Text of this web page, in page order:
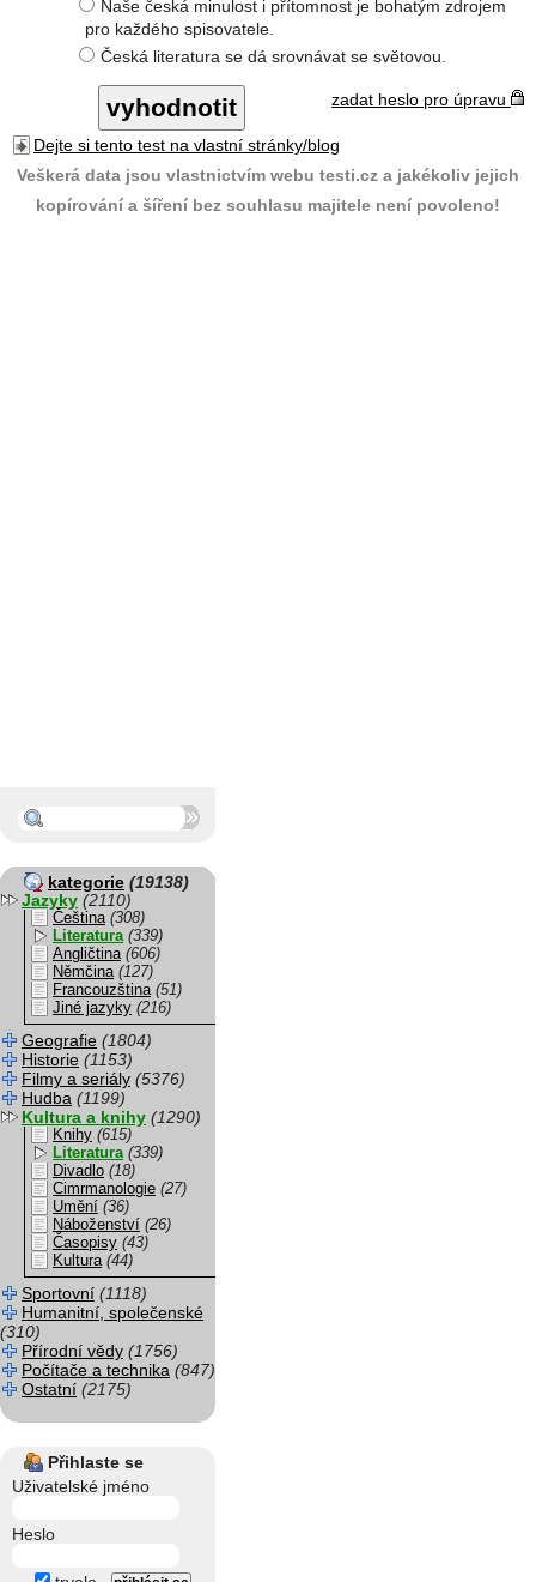
Naše česká minulost i přítomnost je bohatým zdrojem
pro každého spisovatele.
Česká literatura se dá srovnávat se světovou.
zadat heslo pro úpravu
Dejte si tento test na vlastní stránky/blog
Veškerá data jsou vlastnictvím webu testi.cz a jakékoliv jejich
kopírování a šíření bez souhlasu majitele není povoleno!
kategorie (19138)
Jazyky (2110)
Čeština (308)
Literatura (339)
Angličtina (606)
Němčina (127)
Francouzština (51)
Jiné jazyky (216)
Geografie (1804)
Historie (1153)
Filmy a seriály (5376)
Hudba (1199)
Kultura a knihy (1290)
Knihy (615)
Literatura (339)
Divadlo (18)
Cimrmanologie (27)
Umění (36)
Náboženství (26)
Časopisy (43)
Kultura (44)
Sportovní (1118)
Humanitní, společenské
(310)
Přírodní vědy (1756)
Počítače a technika (847)
Ostatní (2175)
Přihlaste se
Uživatelské jméno
Heslo